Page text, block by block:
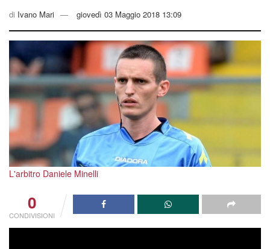
di Ivano Mari giovedì 03 Maggio 2018 13:09
L'arbitro Daniele Minelli
0
CONDIVISIONI